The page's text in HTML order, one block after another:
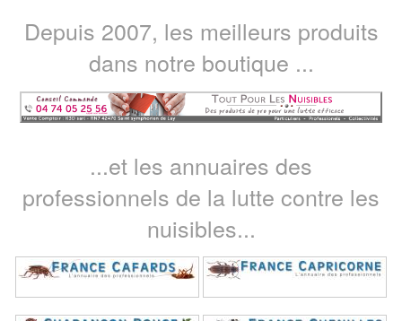
Depuis 2007, les meilleurs produits
dans notre boutique ...
...et les annuaires des
professionnels de la lutte contre les
nuisibles...